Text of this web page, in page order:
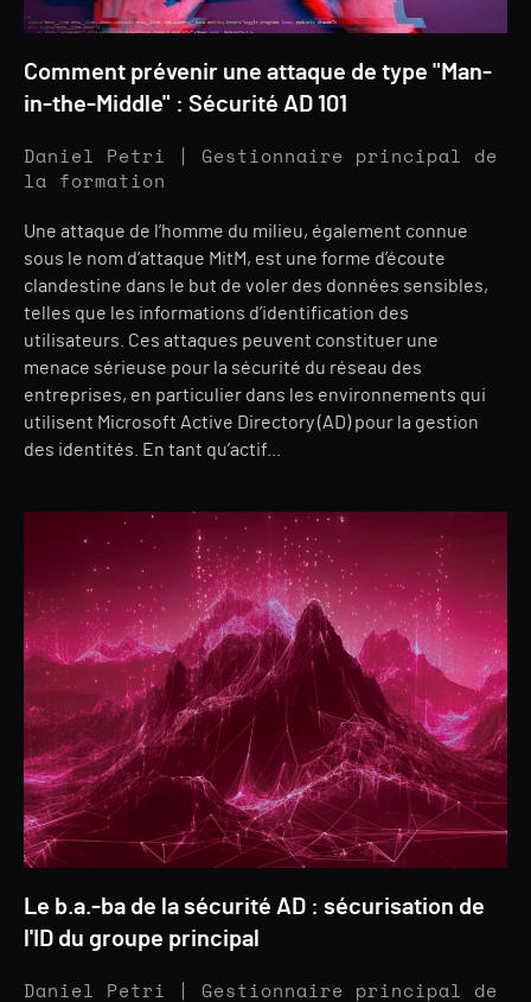
Comment prévenir une attaque de type "Man-
in-the-Middle" : Sécurité AD 101
Daniel Petri | Gestionnaire principal de
la formation
Une attaque de l’homme du milieu, également connue
sous le nom d’attaque MitM, est une forme d’écoute
clandestine dans le but de voler des données sensibles,
telles que les informations d’identification des
utilisateurs. Ces attaques peuvent constituer une
menace sérieuse pour la sécurité du réseau des
entreprises, en particulier dans les environnements qui
utilisent Microsoft Active Directory (AD) pour la gestion
des identités. En tant qu’actif...
Le b.a.-ba de la sécurité AD : sécurisation de
l'ID du groupe principal
Daniel Petri | Gestionnaire principal de